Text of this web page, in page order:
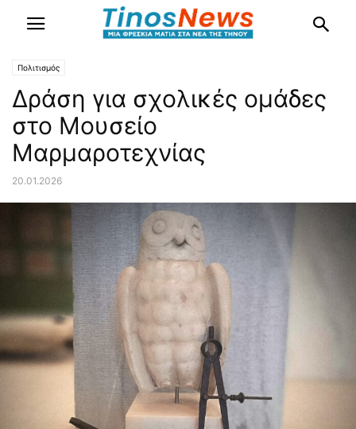
Πολιτισμός
Δράση για σχολικές ομάδες
στο Μουσείο
Μαρμαροτεχνίας
20.01.2026